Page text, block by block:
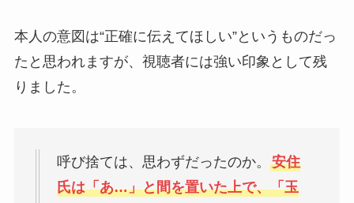
本人の意図は“正確に伝えてほしい”というものだっ
たと思われますが、視聴者には強い印象として残
りました。
呼び捨ては、思わずだったのか。 安住
氏は「あ…」と間を置いた上で、「玉